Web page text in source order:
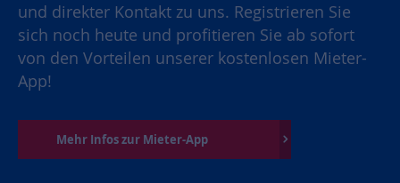
und direkter Kontakt zu uns. Registrieren Sie
sich noch heute und profitieren Sie ab sofort
von den Vorteilen unserer kostenlosen Mieter-
App!
Mehr Infos zur Mieter-App